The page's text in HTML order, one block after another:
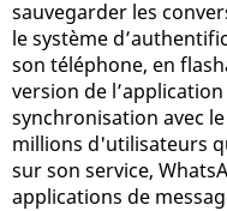
sauvegarder les
le système
son téléphone, en
version de
synchronisation avec
millions d'utilisateurs
sur son service,
applications de